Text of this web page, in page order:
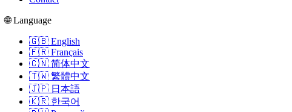
🌐 Language
🇬🇧 English
🇫🇷 Français
🇨🇳 简体中文
🇹🇼 繁體中文
🇯🇵 日本語
🇰🇷 한국어